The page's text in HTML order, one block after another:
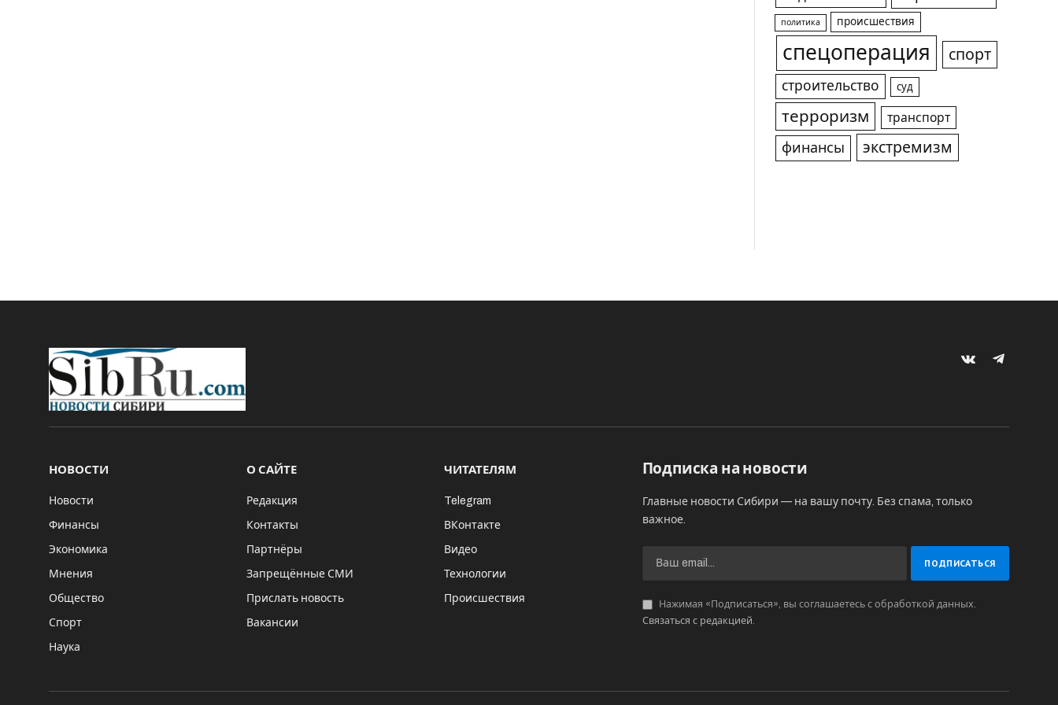
политика происшествия
спецоперация спорт
строительство суд
терроризм транспорт
финансы экстремизм
VKontakteTelegram
НОВОСТИ
Новости
Финансы
Экономика
Мнения
Общество
Спорт
Наука
О САЙТЕ
Редакция
Контакты
Партнёры
Запрещённые СМИ
Прислать новость
Вакансии
ЧИТАТЕЛЯМ
Telegram
ВКонтакте
Видео
Технологии
Происшествия
Подписка на новости
Главные новости Сибири — на вашу почту. Без спама, только
важное.
Нажимая «Подписаться», вы соглашаетесь с обработкой данных.
Связаться с редакцией